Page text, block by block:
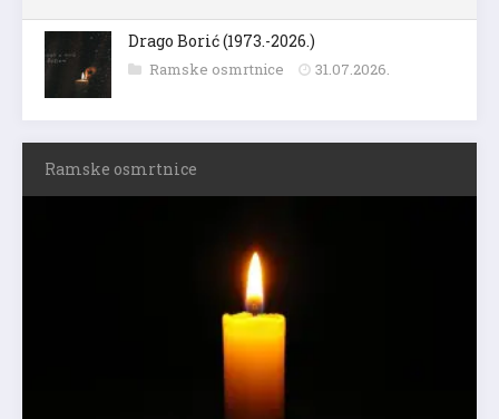
Drago Borić (1973.-2026.)
Ramske osmrtnice 31.07.2026.
Ramske osmrtnice